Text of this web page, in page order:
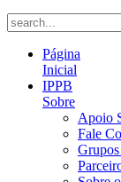
Página
Inicial
IPPB
Sobre
Apoio
Fale